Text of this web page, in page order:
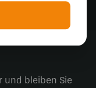
Klarna
und bleiben Sie